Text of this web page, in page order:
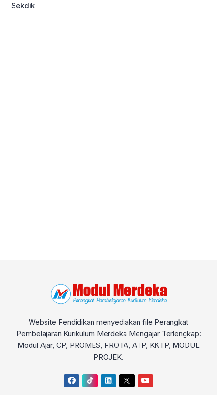
Sekdik
Website Pendidikan menyediakan file Perangkat
Pembelajaran Kurikulum Merdeka Mengajar Terlengkap:
Modul Ajar, CP, PROMES, PROTA, ATP, KKTP, MODUL
PROJEK.